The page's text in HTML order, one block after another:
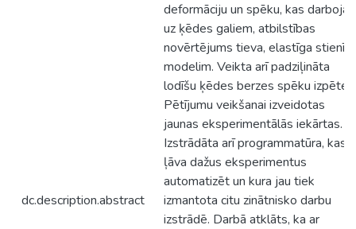
dc.description.abstract
deformāciju un spēku, kas darbojas
uz ķēdes galiem, atbilstības
novērtējums tieva, elastīga
modelim. Veikta arī padziļināta
lodīšu ķēdes berzes spēku izpēte.
Pētījumu veikšanai izveidotas
jaunas eksperimentālās iekārtas.
Izstrādāta arī programmatūra, kas
ļāva dažus eksperimentus
automatizēt un kura jau tiek
izmantota citu zinātnisko darbu
izstrādē. Darbā atklāts, ka ar